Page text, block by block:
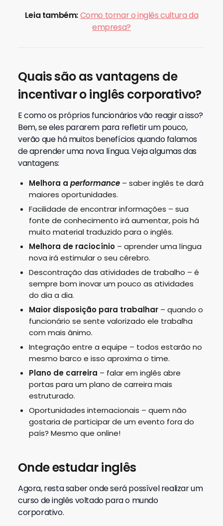
Leia também:Como tornar o inglês cultura da
empresa?
Quais são as vantagens de
incentivar o inglês corporativo?
E como os próprios funcionários vão reagir a isso?
Bem, se eles pararem para refletir um pouco,
verão que há muitos benefícios quando falamos
de aprender uma nova língua. Veja algumas das
vantagens:
Melhora a performance – saber inglês te dará
maiores oportunidades.
Facilidade de encontrar informações – sua
fonte de conhecimento irá aumentar, pois há
muito material traduzido para o inglês.
Melhora de raciocínio – aprender uma língua
nova irá estimular o seu cérebro.
Descontração das atividades de trabalho – é
sempre bom inovar um pouco as atividades
do dia a dia.
Maior disposição para trabalhar – quando o
funcionário se sente valorizado ele trabalha
com mais ânimo.
Integração entre a equipe – todos estarão no
mesmo barco e isso aproxima o time.
Plano de carreira – falar em inglês abre
portas para um plano de carreira mais
estruturado.
Oportunidades internacionais – quem não
gostaria de participar de um evento fora do
país? Mesmo que online!
Onde estudar inglês
Agora, resta saber onde será possível realizar um
curso de inglês voltado para o mundo
corporativo.